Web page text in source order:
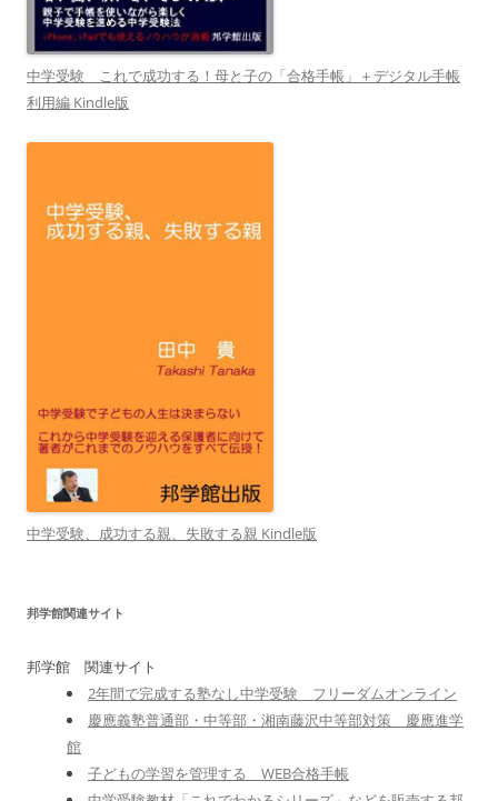
中学受験 これで成功する！母と子の「合格手帳」＋デジタル手帳
利用編 Kindle版
中学受験、成功する親、失敗する親 Kindle版
邦学館関連サイト
邦学館 関連サイト
2年間で完成する塾なし中学受験 フリーダムオンライン
慶應義塾普通部・中等部・湘南藤沢中等部対策 慶應進学
館
子どもの学習を管理する WEB合格手帳